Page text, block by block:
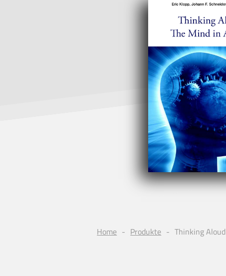
Home Produkte Thinking Aloud